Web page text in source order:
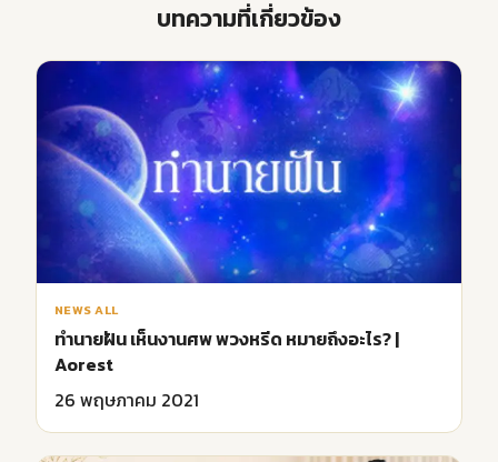
บทความที่เกี่ยวข้อง
NEWS ALL
ทำนายฝัน เห็นงานศพ พวงหรีด หมายถึงอะไร? |
Aorest
26 พฤษภาคม 2021